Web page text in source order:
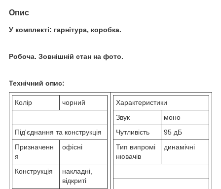
Опис
У комплекті: гарнітура, коробка.
Робоча. Зовнішній стан на фото.
Технічний опис:
Колір чорний
Під'єднання та конструкція
Призначенн
я
офісні
Конструкція
накладні,
відкриті
Характеристики
Звук
моно
Чутливість
95 дБ
Тип випромі
нювачів
динамічні